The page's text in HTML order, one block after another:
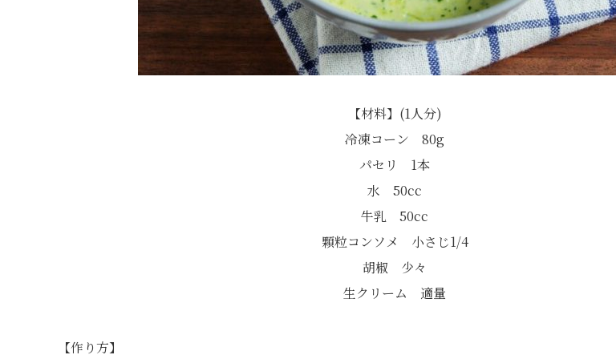
【材料】(1人分)
冷凍コーン 80g
パセリ 1本
水 50cc
牛乳 50cc
顆粒コンソメ 小さじ1/4
胡椒 少々
生クリーム 適量
【作り方】